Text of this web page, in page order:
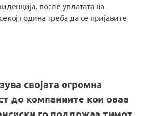
после уплатата на
година треба да се пријавите
својата огромна
до компаниите кои оваа